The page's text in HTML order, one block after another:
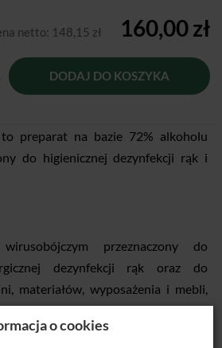
netto: 148,15 zł 160,00 zł
DODAJ DO KOSZYKA
to preparat na bazie 72% alkoholu
do higienicznej dezynfekcji rąk i
przeznaczony do
dezynfekcji rąk oraz do
materiałów, wyposażenia i mebli,
w bezpośrednim kontakcie z
a także w obiektach prywatnych,
o cookies